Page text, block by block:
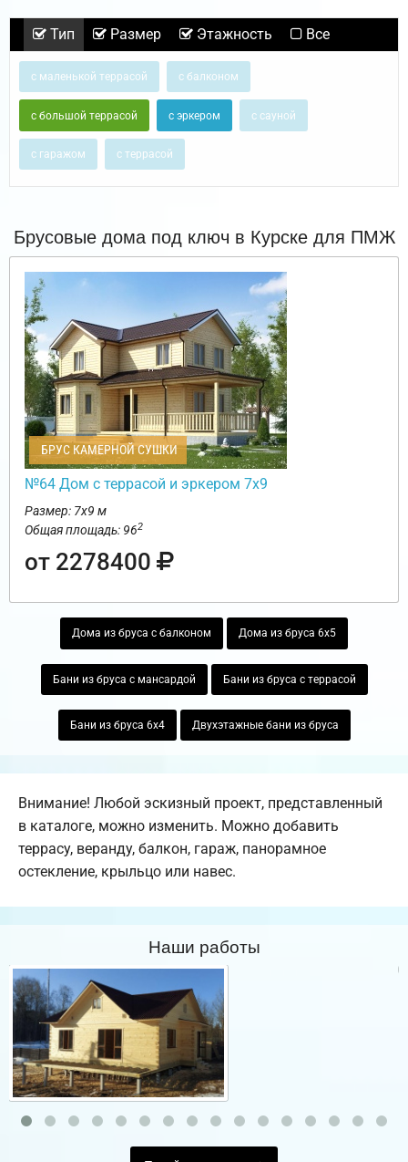
Тип Размер Этажность Все
с маленькой террасой с балконом
с большой террасой с эркером с сауной
с гаражом с террасой
Брусовые дома под ключ в Курске для ПМЖ
БРУС КАМЕРНОЙ СУШКИ
№64 Дом с террасой и эркером 7х9
Размер: 7х9 м
Общая площадь: 962
от 2278400
Дома из бруса с балконом Дома из бруса 6х5
Бани из бруса с мансардой Бани из бруса с террасой
Бани из бруса 6х4 Двухэтажные бани из бруса
Внимание! Любой эскизный проект, представленный
в каталоге, можно изменить. Можно добавить
террасу, веранду, балкон, гараж, панорамное
остекление, крыльцо или навес.
Наши работы